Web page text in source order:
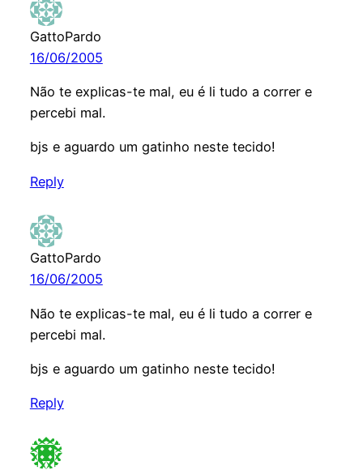
GattoPardo
16/06/2005
Não te explicas-te mal, eu é li tudo a correr e
percebi mal.
bjs e aguardo um gatinho neste tecido!
Reply
GattoPardo
16/06/2005
Não te explicas-te mal, eu é li tudo a correr e
percebi mal.
bjs e aguardo um gatinho neste tecido!
Reply